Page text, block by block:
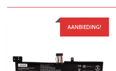
AANBIEDING!